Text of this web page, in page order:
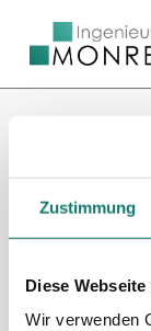
Zustimmung
Diese
Wir verwenden
An den